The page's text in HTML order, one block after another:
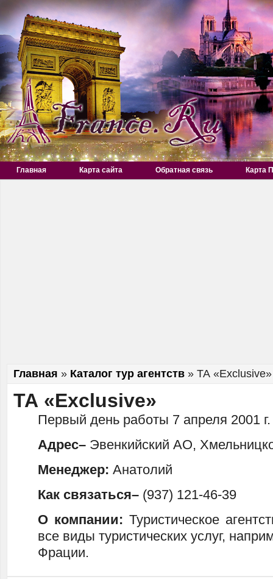
Главная Карта сайта Обратная связь Карта
Главная » Каталог тур агентств » ТА «Exclusive»
ТА «Exclusive»
Первый день работы 7 апреля 2001 г.
Адрес– Эвенкийский АО,
Менеджер: Анатолий
Как связаться– (937) 121-46-39
О компании: Туристическое
все виды туристических услуг,
Фрации.